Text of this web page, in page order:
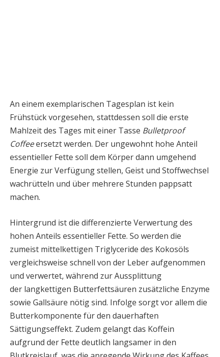
An einem exemplarischen Tagesplan ist kein
Frühstück vorgesehen, stattdessen soll die erste
Mahlzeit des Tages mit einer Tasse Bulletproof
Coffeeersetzt werden. Der ungewohnt hohe Anteil
essentieller Fette soll dem Körper dann umgehend
Energie zur Verfügung stellen, Geist und Stoffwechsel
wachrütteln und über mehrere Stunden pappsatt
machen.
Hintergrund ist die differenzierte Verwertung des
hohen Anteils essentieller Fette. So werden die
zumeist mittelkettigen Triglyceride des Kokosöls
vergleichsweise schnell von der Leber aufgenommen
und verwertet, während zur Aussplittung
der langkettigen Butterfettsäuren zusätzliche Enzyme
sowie Gallsäure nötig sind. Infolge sorgt vor allem die
Butterkomponente für den dauerhaften
Sättigungseffekt. Zudem gelangt das Koffein
aufgrund der Fette deutlich langsamer in den